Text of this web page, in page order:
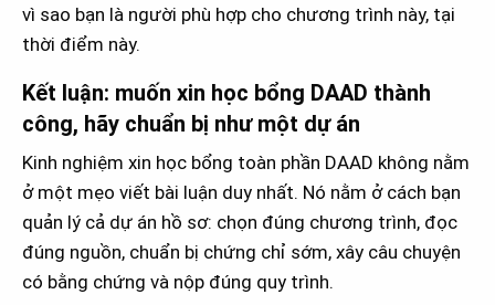
vì sao bạn là người phù hợp cho chương trình này, tại
thời điểm này.
Kết luận: muốn xin học bổng DAAD thành
công, hãy chuẩn bị như một dự án
Kinh nghiệm xin học bổng toàn phần DAAD không nằm
ở một mẹo viết bài luận duy nhất. Nó nằm ở cách bạn
quản lý cả dự án hồ sơ: chọn đúng chương trình, đọc
đúng nguồn, chuẩn bị chứng chỉ sớm, xây câu chuyện
có bằng chứng và nộp đúng quy trình.